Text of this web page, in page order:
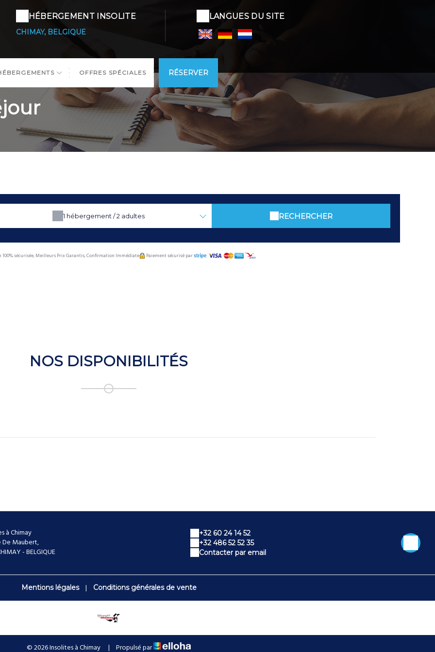
HÉBERGEMENT INSOLITE
CHIMAY, BELGIQUE
LANGUES DU SITE
OFFRES SPÉCIALES RÉSERVER
1 hébergement /2 adultes RECHERCHER
100% sécurisée, Meilleurs Prix Garantis, Confirmation Immédiate Paiement sécurisé par
NOS DISPONIBILITÉS
à Chimay
De Maubert,
- BELGIQUE
+32 60 24 14 52
+32 486 52 52 35
Contacter par email
Mentions légales | Conditions générales de vente
© 2026 Insolites à Chimay | Propulsé par